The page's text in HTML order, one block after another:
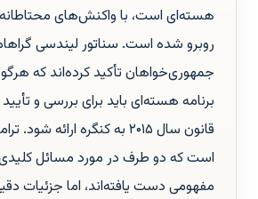
هسته‌ای است، با واکنش‌های
روبرو شده است. سناتور لیندسی
جمهوری‌خواهان تأکید کرده‌اند که
برنامه هسته‌ای باید برای بررسی و
قانون سال ۲۰۱۵ به کنگره ارائه
است که دو طرف در مورد مسائل کلیدی
مفهومی دست یافته‌اند، اما جزئیات